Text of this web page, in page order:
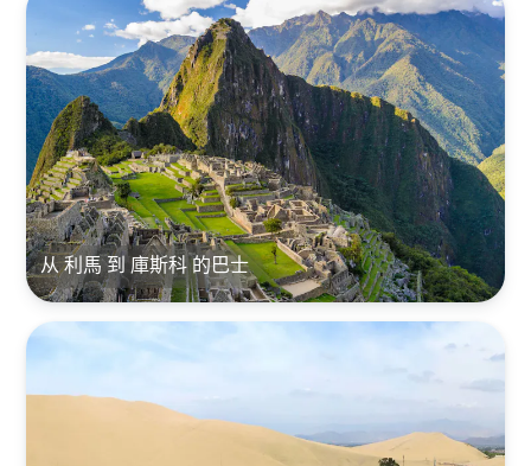
从 利馬 到 庫斯科 的巴士